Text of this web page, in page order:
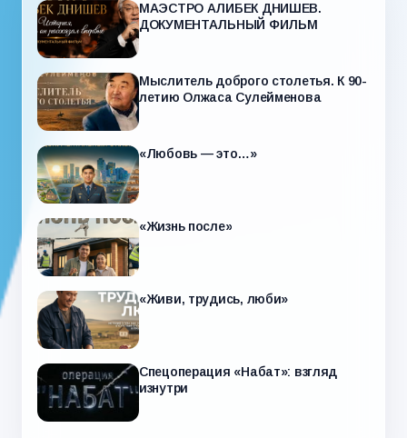
МАЭСТРО АЛИБЕК ДНИШЕВ.
ДОКУМЕНТАЛЬНЫЙ ФИЛЬМ
Мыслитель доброго столетья. К 90-
летию Олжаса Сулейменова
«Любовь — это…»
«Жизнь после»
«Живи, трудись, люби»
Спецоперация «Набат»: взгляд
изнутри